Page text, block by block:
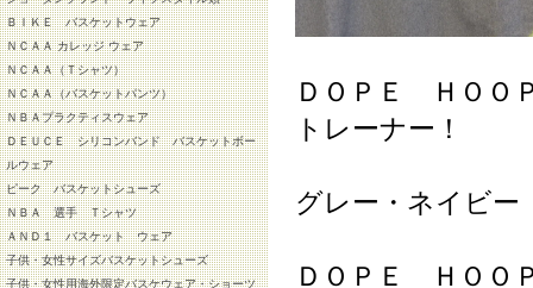
ＢＩＫＥ バスケットウェア
ＮＣＡＡ カレッジ ウェア
ＮＣＡＡ（Ｔシャツ）
ＮＣＡＡ（バスケットパンツ）
ＮＢＡプラクティスウェア
ＤＥＵＣＥ シリコンバンド バスケットボー
ルウェア
ピーク バスケットシューズ
ＮＢＡ 選手 Ｔシャツ
ＡＮＤ１ バスケット ウェア
子供・女性サイズバスケットシューズ
子供・女性用海外限定バスケウェア・ショーツ
ＤＯＰＥ ＨＯ
トレーナー！
グレー・ネイビ
ＤＯＰＥ ＨＯ